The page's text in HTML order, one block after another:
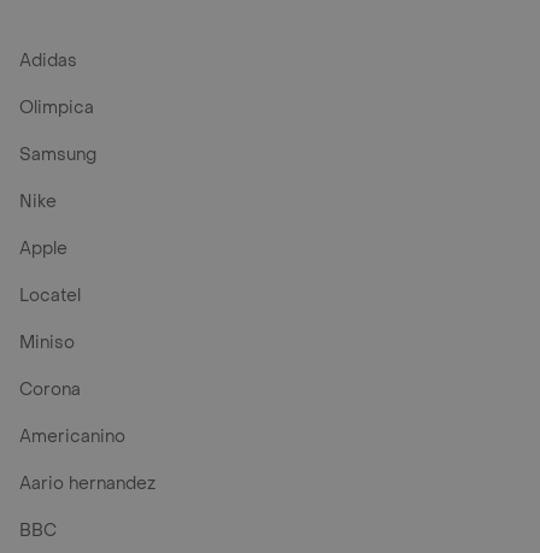
Adidas
Olimpica
Samsung
Nike
Apple
Locatel
Miniso
Corona
Americanino
Aario hernandez
BBC